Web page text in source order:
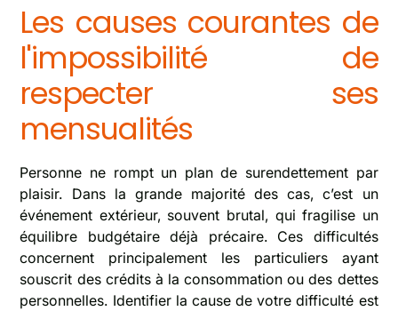
Les causes courantes de
l'impossibilité de
respecter ses
mensualités
Personne ne rompt un plan de surendettement par
plaisir. Dans la grande majorité des cas, c’est un
événement extérieur, souvent brutal, qui fragilise un
équilibre budgétaire déjà précaire. Ces difficultés
concernent principalement les particuliers ayant
souscrit des crédits à la consommation ou des dettes
personnelles. Identifier la cause de votre difficulté est